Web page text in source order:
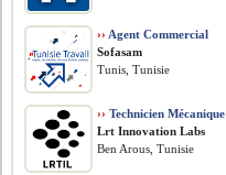
›› Agent Commercial
Sofasam
Tunis, Tunisie
›› Technicien Mécanique
Lrt Innovation Labs
Ben Arous, Tunisie